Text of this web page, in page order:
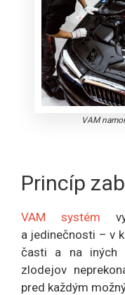
VAM
Princíp
VAM systém
a jedinečnosti – v
časti a na iných
zlodejov
pred každým